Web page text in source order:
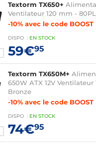
Textorm TX650+
Ventilateur 120 mm -
-10% avec le code BOOST
DISPO : EN STOCK
59€95
Textorm TX650M+
650W ATX 12V
Bronze
-10% avec le code BOOST
DISPO : EN STOCK
74€95